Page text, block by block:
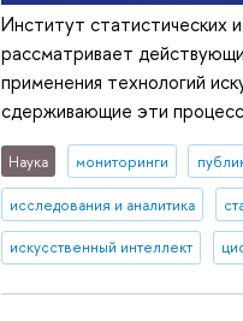
Институт статистических
рассматривает
применения технологий
сдерживающие эти
Наука мониторинги
исследования и аналитика
искусственный интеллект